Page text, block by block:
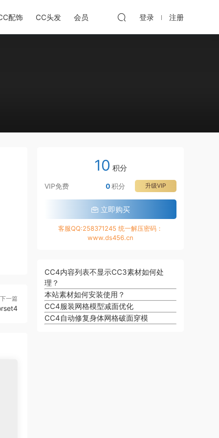
配饰 CC头发 会员 登录 注册
下一篇
10 积分
VIP免费 升级VIP
0积分
立即购买
客服QQ:258371245 统一解压密码：
www.ds456.cn
CC4内容列表不显示CC3素材如何处
理？
本站素材如何安装使用？
CC4服装网格模型减面优化
CC4自动修复身体网格破面穿模